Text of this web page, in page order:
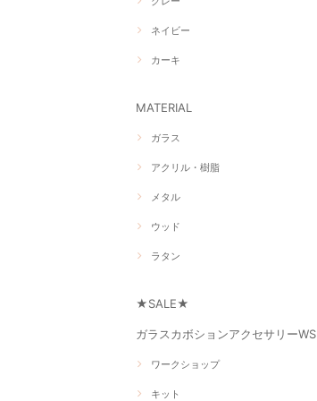
ネイビー
カーキ
MATERIAL
ガラス
アクリル・樹脂
メタル
ウッド
ラタン
★SALE★
ガラスカボションアクセサリーWS
ワークショップ
キット